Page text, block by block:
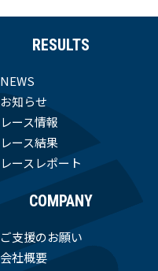
RESULTS
NEWS
お知らせ
レース情報
レース結果
レースレポート
COMPANY
ご支援のお願い
会社概要